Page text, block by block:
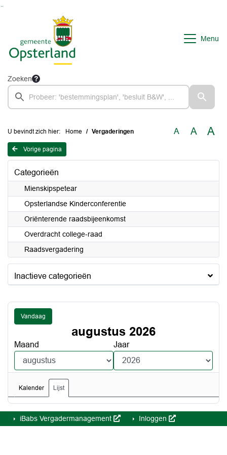
Menu
Zoeken
U bevindt zich hier: Home Vergaderingen A A A
Vorige pagina
Categorieën
Mienskipspetear
Opsterlandse Kinderconferentie
Oriënterende raadsbijeenkomst
Overdracht college-raad
Raadsvergadering
Inactieve categorieën
Vandaag
augustus 2026
Maand Jaar
Kalender Lijst
iBabs Vergadermanagement Inloggen